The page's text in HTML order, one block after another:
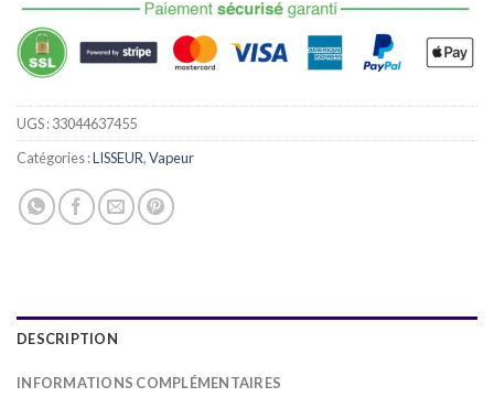
UGS :33044637455
Catégories :LISSEUR,Vapeur
DESCRIPTION
INFORMATIONS COMPLÉMENTAIRES